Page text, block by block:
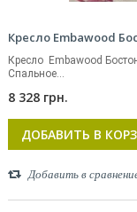
Кресло Embawood
Кресло Embawood
Спальное...
8 328 грн.
ДОБАВИТЬ В
Добавить в